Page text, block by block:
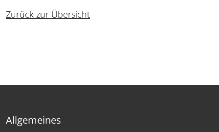
Zurück zur Übersicht
Allgemeines